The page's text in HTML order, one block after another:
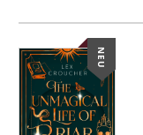
NEU